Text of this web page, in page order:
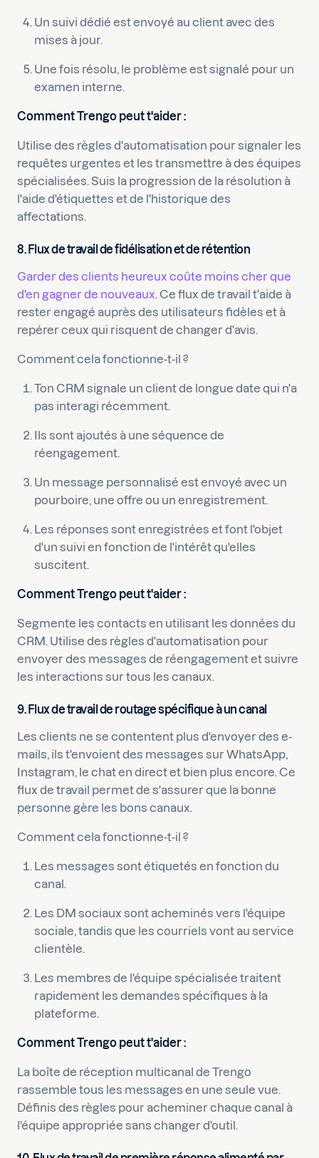
Un suivi dédié est envoyé au client avec des
mises à jour.
Une fois résolu, le problème est signalé pour un
examen interne.
Comment Trengo peut t'aider :
Utilise des règles d'automatisation pour signaler les
requêtes urgentes et les transmettre à des équipes
spécialisées. Suis la progression de la résolution à
l'aide d'étiquettes et de l'historique des
affectations.
8. Flux de travail de fidélisation et de rétention
Garder des clients heureux coûte moins cher que
d'en gagner de nouveaux. Ce flux de travail t'aide à
rester engagé auprès des utilisateurs fidèles et à
repérer ceux qui risquent de changer d'avis.
Comment cela fonctionne-t-il ?
Ton CRM signale un client de longue date qui n'a
pas interagi récemment.
Ils sont ajoutés à une séquence de
réengagement.
Un message personnalisé est envoyé avec un
pourboire, une offre ou un enregistrement.
Les réponses sont enregistrées et font l'objet
d'un suivi en fonction de l'intérêt qu'elles
suscitent.
Comment Trengo peut t'aider :
Segmente les contacts en utilisant les données du
CRM. Utilise des règles d'automatisation pour
envoyer des messages de réengagement et suivre
les interactions sur tous les canaux.
9. Flux de travail de routage spécifique à un canal
Les clients ne se contentent plus d'envoyer des e-
mails, ils t'envoient des messages sur WhatsApp,
Instagram, le chat en direct et bien plus encore. Ce
flux de travail permet de s'assurer que la bonne
personne gère les bons canaux.
Comment cela fonctionne-t-il ?
Les messages sont étiquetés en fonction du
canal.
Les DM sociaux sont acheminés vers l'équipe
sociale, tandis que les courriels vont au service
clientèle.
Les membres de l'équipe spécialisée traitent
rapidement les demandes spécifiques à la
plateforme.
Comment Trengo peut t'aider :
La boîte de réception multicanal de Trengo
rassemble tous les messages en une seule vue.
Définis des règles pour acheminer chaque canal à
l'équipe appropriée sans changer d'outil.